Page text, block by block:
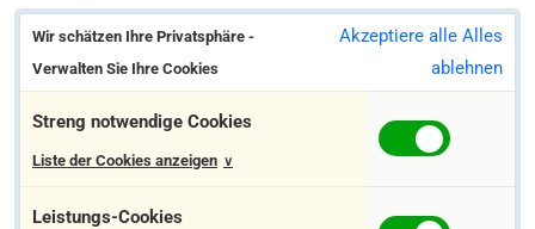
Wir schätzen Ihre Privatsphäre -
Verwalten Sie Ihre Cookies
Akzeptiere alle Alles
ablehnen
Streng notwendige Cookies
Liste der Cookies anzeigen
Leistungs-Cookies